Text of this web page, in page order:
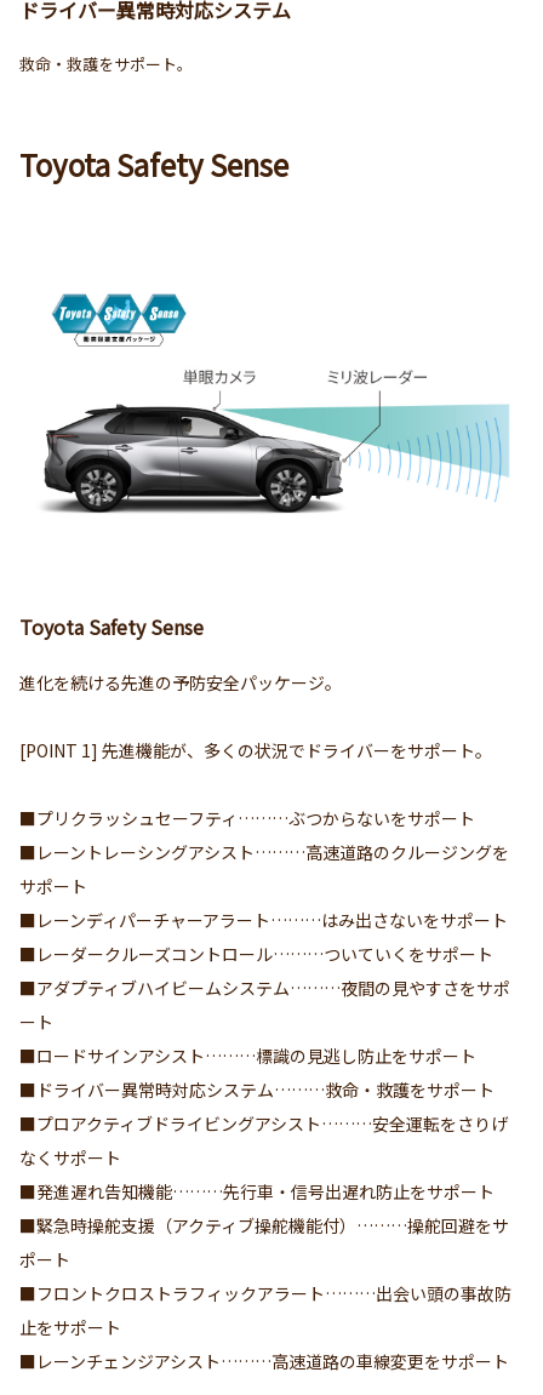
ドライバー異常時対応システム
救命・救護をサポート。
Toyota Safety Sense
Toyota Safety Sense
進化を続ける先進の予防安全パッケージ。
[POINT 1] 先進機能が、多くの状況でドライバーをサポート。
■プリクラッシュセーフティ………ぶつからないをサポート
■レーントレーシングアシスト………高速道路のクルージングを
サポート
■レーンディパーチャーアラート………はみ出さないをサポート
■レーダークルーズコントロール………ついていくをサポート
■アダプティブハイビームシステム………夜間の見やすさをサポ
ート
■ロードサインアシスト………標識の見逃し防止をサポート
■ドライバー異常時対応システム………救命・救護をサポート
■プロアクティブドライビングアシスト………安全運転をさりげ
なくサポート
■発進遅れ告知機能………先行車・信号出遅れ防止をサポート
■緊急時操舵支援（アクティブ操舵機能付）………操舵回避をサ
ポート
■フロントクロストラフィックアラート………出会い頭の事故防
止をサポート
■レーンチェンジアシスト………高速道路の車線変更をサポート